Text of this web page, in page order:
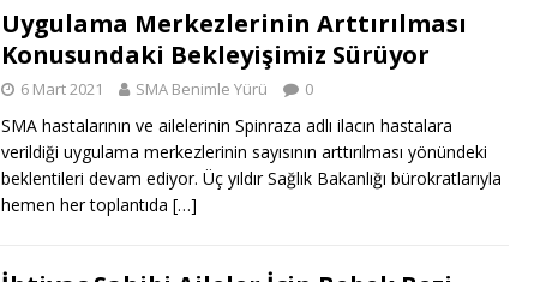
Uygulama Merkezlerinin Arttırılması
Konusundaki Bekleyişimiz Sürüyor
6 Mart 2021 SMA Benimle Yürü 0
SMA hastalarının ve ailelerinin Spinraza adlı ilacın hastalara
verildiği uygulama merkezlerinin sayısının arttırılması yönündeki
beklentileri devam ediyor. Üç yıldır Sağlık Bakanlığı bürokratlarıyla
hemen her toplantıda […]